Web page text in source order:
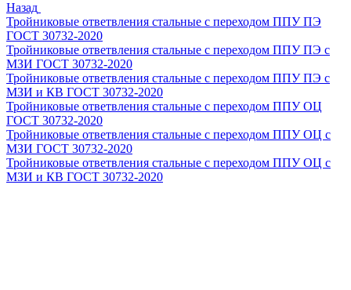
Назад
Тройниковые ответвления стальные с переходом ППУ ПЭ
ГОСТ 30732-2020
Тройниковые ответвления стальные с переходом ППУ ПЭ с
МЗИ ГОСТ 30732-2020
Тройниковые ответвления стальные с переходом ППУ ПЭ с
МЗИ и КВ ГОСТ 30732-2020
Тройниковые ответвления стальные с переходом ППУ ОЦ
ГОСТ 30732-2020
Тройниковые ответвления стальные с переходом ППУ ОЦ с
МЗИ ГОСТ 30732-2020
Тройниковые ответвления стальные с переходом ППУ ОЦ с
МЗИ и КВ ГОСТ 30732-2020